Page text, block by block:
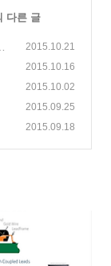
다른 글
2015.10.21
2015.10.16
2015.10.02
2015.09.25
2015.09.18